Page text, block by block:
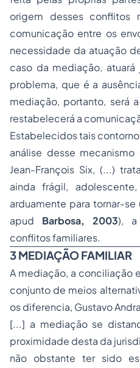
origem desses conflitos
comunicação entre os
necessidade da atuação
caso da mediação,
problema, que é a
mediação, portanto, será
restabelecerá a
Estabelecidos tais
análise desse
Jean-François Six, (...)
ainda frágil,
arduamente para tornar-se
apud Barbosa, 2003), a
conflitos familiares.
3 MEDIAÇÃO FAMILIAR
A mediação, a conciliação
conjunto de meios
os diferencia, Gustavo
[...] a mediação se
proximidade desta da
não obstante ter sido